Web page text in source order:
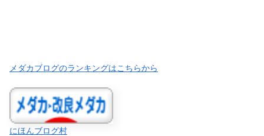
メダカブログのランキングはこちらから
にほんブログ村